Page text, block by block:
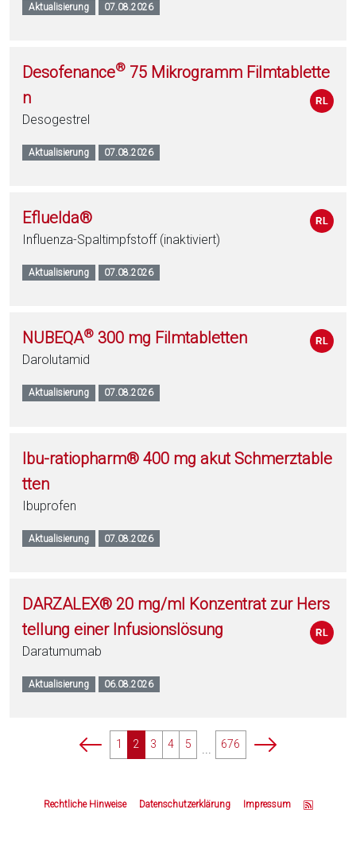
Aktualisierung 07.08.2026
Desofenance® 75 Mikrogramm Filmtablette
n
Desogestrel
Aktualisierung 07.08.2026
Efluelda®
Influenza-Spaltimpfstoff (inaktiviert)
Aktualisierung 07.08.2026
NUBEQA® 300 mg Filmtabletten
Darolutamid
Aktualisierung 07.08.2026
Ibu-ratiopharm® 400 mg akut Schmerztable
tten
Ibuprofen
Aktualisierung 07.08.2026
DARZALEX® 20 mg/ml Konzentrat zur Hers
tellung einer Infusionslösung
Daratumumab
Aktualisierung 06.08.2026
p
n
1 2 3 4 5 ... 676
p
n
Rechtliche Hinweise Datenschutzerklärung Impressum